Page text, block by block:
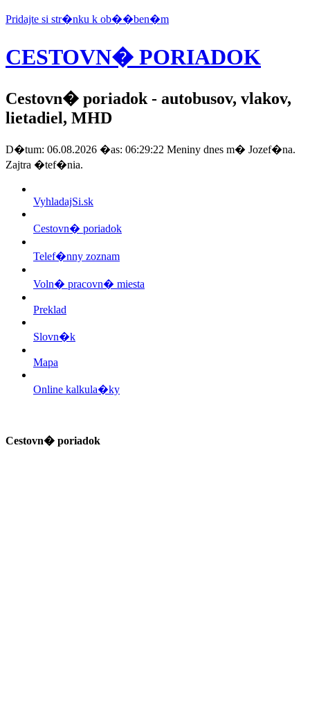
Pridajte si str�nku k ob��ben�m
CESTOVN� PORIADOK
Cestovn� poriadok - autobusov, vlakov,
lietadiel, MHD
D�tum: 06.08.2026 �as: 06:29:22 Meniny dnes m� Jozef�na.
Zajtra �tef�nia.
VyhladajSi.sk
Cestovn� poriadok
Telef�nny zoznam
Voln� pracovn� miesta
Preklad
Slovn�k
Mapa
Online kalkula�ky
Cestovn� poriadok